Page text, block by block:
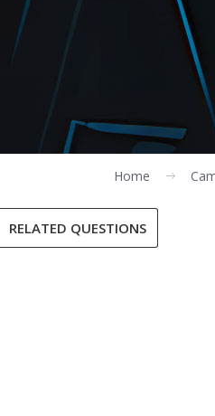
RELATED QUESTIONS
Home